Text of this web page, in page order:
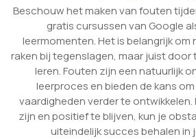
Beschouw het maken van fouten
gratis cursussen van Google
leermomenten. Het is belangrijk
raken bij tegenslagen, maar juist door
leren. Fouten zijn een natuurlijk
leerproces en bieden de kans
vaardigheden verder te
zijn en positief te blijven, kun je
uiteindelijk succes behalen in